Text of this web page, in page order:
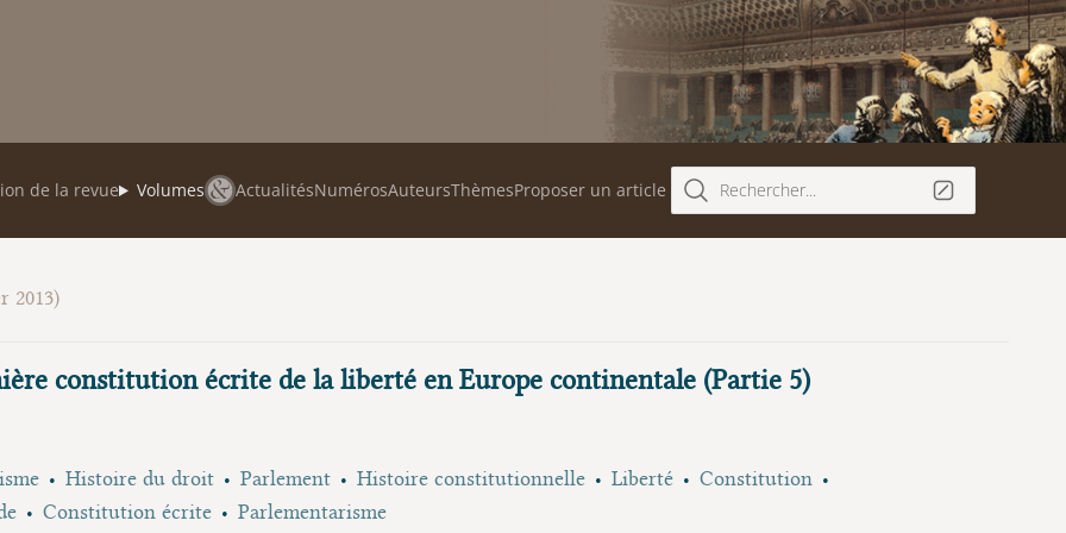
de la revue Volumes ActualitésNumérosAuteursThèmesProposer un article Rechercher...
2013)
constitution écrite de la liberté en Europe continentale (Partie 5)
Histoire du droit Parlement Histoire constitutionnelle Liberté
Constitution
Constitution écrite Parlementarisme